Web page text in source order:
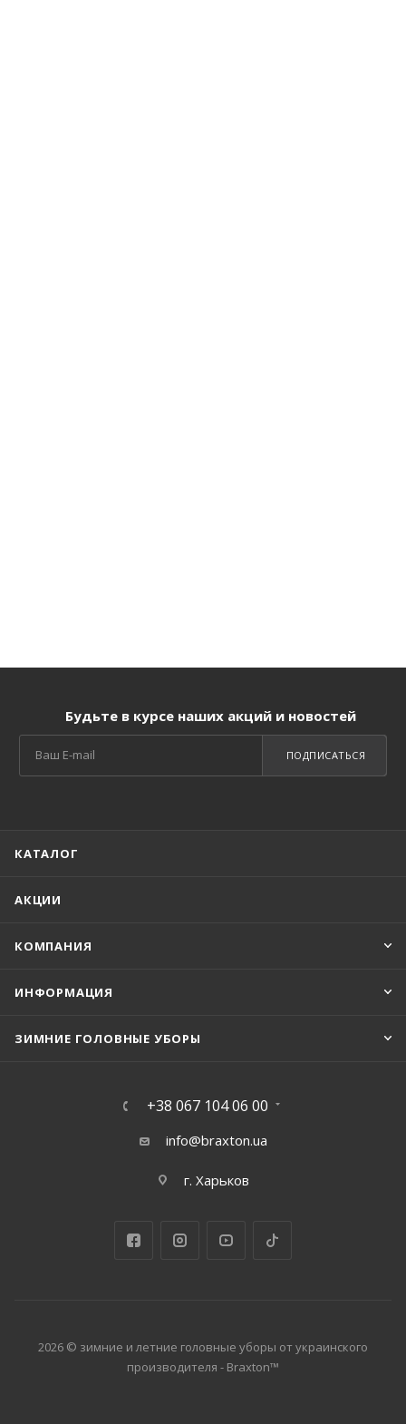
Будьте в курсе наших акций и новостей
ПОДПИСАТЬСЯ
КАТАЛОГ
АКЦИИ
КОМПАНИЯ
ИНФОРМАЦИЯ
ЗИМНИЕ ГОЛОВНЫЕ УБОРЫ
+38 067 104 06 00
info@braxton.ua
г. Харьков
2026 © зимние и летние головные уборы от украинского
производителя - Braxton™